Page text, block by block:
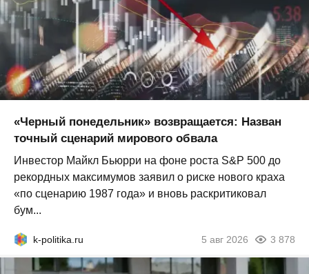
«Черный понедельник» возвращается: Назван
точный сценарий мирового обвала
Инвестор Майкл Бьюрри на фоне роста S&P 500 до
рекордных максимумов заявил о риске нового краха
«по сценарию 1987 года» и вновь раскритиковал
бум...
k-politika.ru 5 авг 2026 3 878